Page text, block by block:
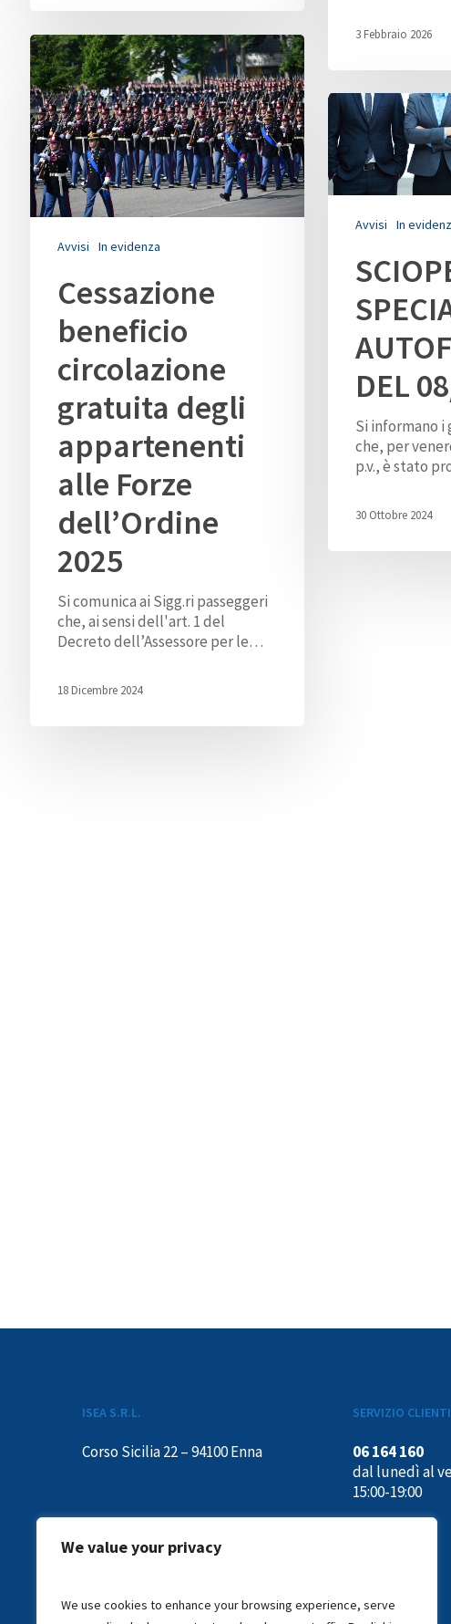
We value your privacy
We use cookies to enhance your browsing experience, serve
3 Febbraio 2026
Avvisi In evidenza
Cessazione
beneficio
circolazione
gratuita degli
appartenenti
alle Forze
dell’Ordine
2025
Si comunica ai Sigg.ri passeggeri
che, ai sensi dell'art. 1 del
Decreto dell’Assessore per le…
18 Dicembre 2024
Avvisi In
DEL
Si informano i
che, per
p.v., è stato
30 Ottobre 2024
ISEA S.R.L.
Corso Sicilia 22 – 94100 Enna
SERVIZIO CLIENTI
06 164 160
dal lunedì al
15:00-19:00